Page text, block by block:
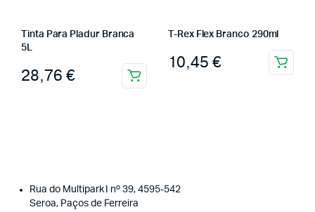
Tinta Para Pladur Branca
5L
28,76 €
T-Rex Flex Branco 290ml
10,45 €
Rua do Multipark I nº 39, 4595-542
Seroa, Paços de Ferreira